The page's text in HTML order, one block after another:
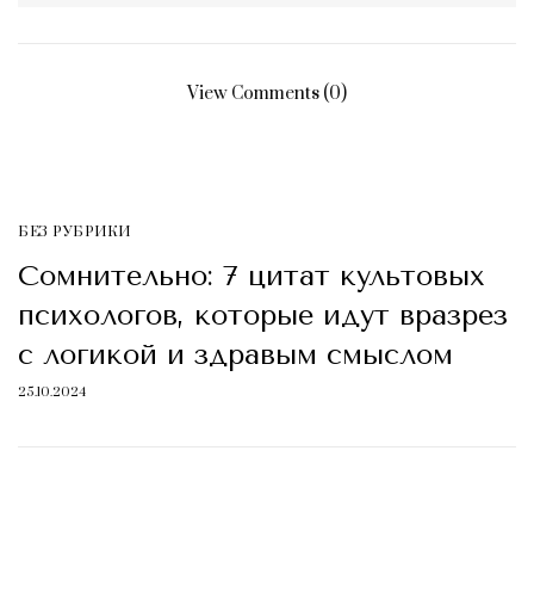
View Comments (0)
БЕЗ РУБРИКИ
Сомнительно: 7 цитат культовых
психологов, которые идут вразрез
с логикой и здравым смыслом
25.10.2024